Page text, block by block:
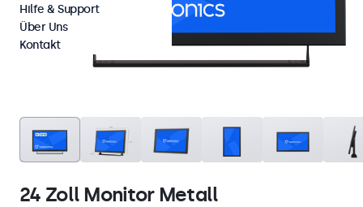
24 Zoll Monitor Metall
Hilfe & Support
Über Uns
Kontakt